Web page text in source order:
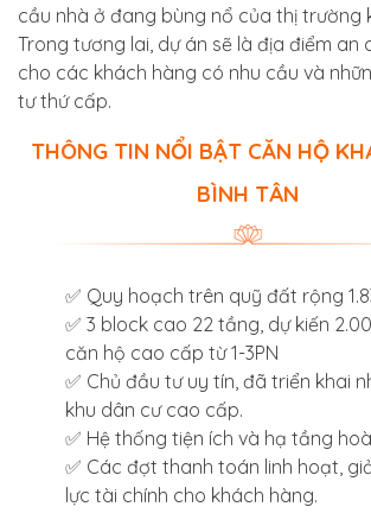
cầu nhà ở đang bùng nổ của thị trường
Trong tương lai, dự án sẽ là địa điểm an
cho các khách hàng có nhu cầu và
tư thứ cấp.
THÔNG TIN NỔI BẬT CĂN HỘ
BÌNH TÂN
✅ Quy hoạch trên quỹ đất rộng
✅ 3 block cao 22 tầng, dự kiến
căn hộ cao cấp từ 1-3PN
✅ Chủ đầu tư uy tín, đã triển khai
khu dân cư cao cấp.
✅ Hệ thống tiện ích và hạ tầng
✅ Các đợt thanh toán linh hoạt,
lực tài chính cho khách hàng.